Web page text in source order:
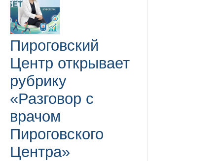
Пироговский
Центр открывает
рубрику
«Разговор с
врачом
Пироговского
Центра»